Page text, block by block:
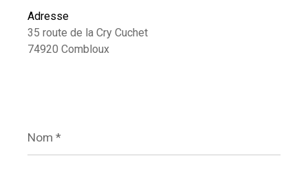
Adresse
35 route de la Cry Cuchet
74920 Combloux
*